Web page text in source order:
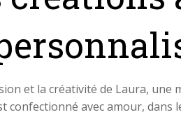
et la créativité de Laura, une
avec amour, dans